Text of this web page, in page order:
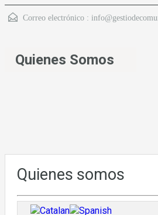
Correo electrónico :
Quienes Somos
Quienes somos